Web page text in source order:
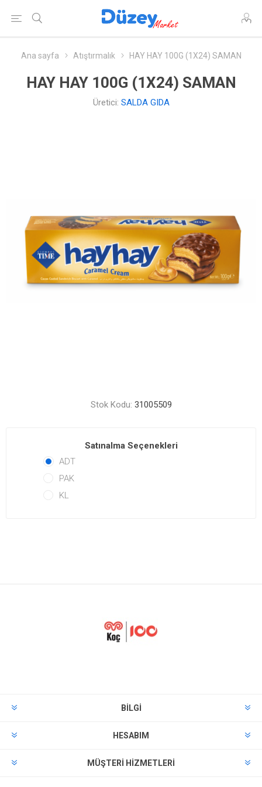
Ana sayfa Atıştırmalık HAY HAY 100G (1X24) SAMAN
HAY HAY 100G (1X24) SAMAN
Üretici: SALDA GIDA
Stok Kodu: 31005509
Satınalma Seçenekleri
ADT
PAK
KL
BILGI
HESABIM
MÜŞTERI HIZMETLERI